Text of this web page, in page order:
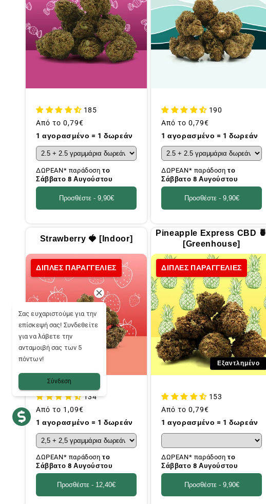
185
Συνήθης
τιμή
Από το 0,79€
1 αγορασμένο = 1 δωρεάν
ΔΩΡΕΑΝ* παράδοσητο
Σάββατο 8 Αυγούστου
Προσθέστε - 9,90€
190
Συνήθης
τιμή
Από το 0,79€
1 αγορασμένο = 1 δωρεάν
ΔΩΡΕΑΝ* παράδοσητο
Σάββατο 8 Αυγούστου
Προσθέστε - 9,90€
Strawberry 🍓 [Indoor]
ΔΙΠΛΕΣ ΠΑΡΑΓΓΕΛΙΕΣ
134
Συνήθης
τιμή
Από το 1,09€
1 αγορασμένο = 1 δωρεάν
ΔΩΡΕΑΝ* παράδοσητο
Σάββατο 8 Αυγούστου
Προσθέστε - 12,40€
Pineapple Express CBD 🍍
[Greenhouse]
ΔΙΠΛΕΣ ΠΑΡΑΓΓΕΛΙΕΣ
Εξαντλημένο
153
Συνήθης
τιμή
Από το 0,79€
1 αγορασμένο = 1 δωρεάν
ΔΩΡΕΑΝ* παράδοσητο
Σάββατο 8 Αυγούστου
Προσθέστε - 9,90€
Σας ευχαριστούμε για την
επίσκεψή σας! Συνδεθείτε
για να λάβετε την
ανταμοιβή σας των 5
πόντων!
Σύνδεση